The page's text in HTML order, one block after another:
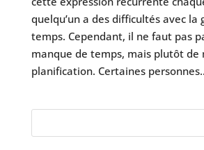
quelqu’un a des difficultés avec la
temps. Cependant, il ne faut pas
manque de temps, mais plutôt de
planification. Certaines